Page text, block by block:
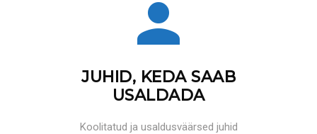
JUHID, KEDA SAAB
USALDADA
Koolitatud ja usaldusväärsed juhid